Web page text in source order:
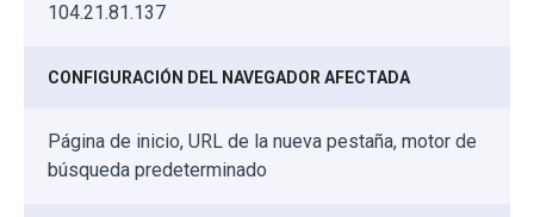
104.21.81.137
CONFIGURACIÓN DEL NAVEGADOR AFECTADA
Página de inicio, URL de la nueva pestaña, motor de
búsqueda predeterminado